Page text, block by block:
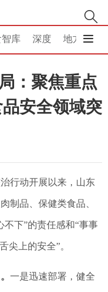
智库 深度 地方
：聚焦重点
安全领域突
行动开展以来，山东
制品、保健类食品、
不下”的责任感和“事事
尖上的安全”。
一是迅速部署，健全